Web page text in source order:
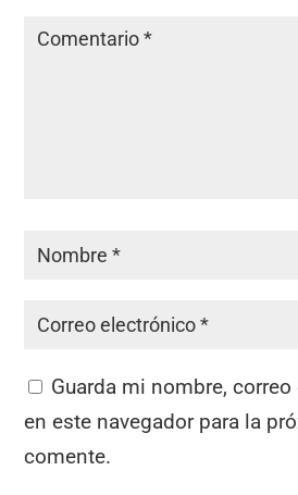
Guarda mi nombre,
en este navegador para la
comente.